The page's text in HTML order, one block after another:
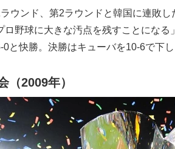
ウンド、第2ラウンドと韓国に連敗し
ロ野球に大きな汚点を残すことにな
0と快勝。決勝はキューバを10-6で下し
（2009年）